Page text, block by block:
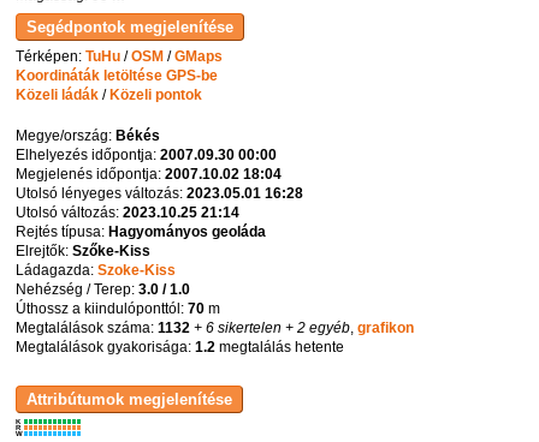
Térképen:TuHu /OSM /GMaps
Koordináták letöltése GPS-be
Közeli ládák / Közeli pontok
Megye/ország: Békés
Elhelyezés időpontja:2007.09.30 00:00
Megjelenés időpontja:2007.10.02 18:04
Utolsó lényeges változás:2023.05.01 16:28
Utolsó változás:2023.10.25 21:14
Rejtés típusa: Hagyományos geoláda
Elrejtők:Szőke-Kiss
Ládagazda:Szoke-Kiss
Nehézség / Terep:3.0 / 1.0
Úthossz a kiindulóponttól:70 m
Megtalálások száma:1132 + 6 sikertelen + 2 egyéb,grafikon
Megtalálások gyakorisága:1.2 megtalálás hetente
K
R
W